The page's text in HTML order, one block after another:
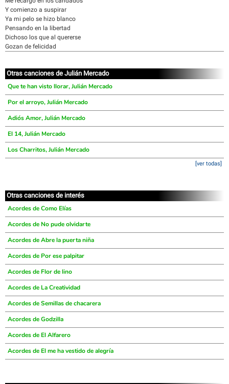
Y comienzo a suspirar
Ya mi pelo se hizo blanco
Pensando en la libertad
Dichoso los que al quererse
Gozan de felicidad
Otras canciones de Julián Mercado
Que te han visto llorar, Julián Mercado
Por el arroyo, Julián Mercado
Adiós Amor, Julián Mercado
El 14, Julián Mercado
Los Charritos, Julián Mercado
[ver todas]
Otras canciones de interés
Acordes de Como Elías
Acordes de No pude olvidarte
Acordes de Abre la puerta niña
Acordes de Por ese palpitar
Acordes de Flor de lino
Acordes de La Creatividad
Acordes de Semillas de chacarera
Acordes de Godzilla
Acordes de El Alfarero
Acordes de El me ha vestido de alegría